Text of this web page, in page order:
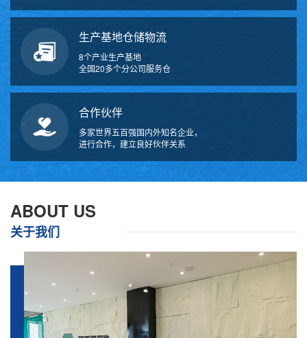
生产基地仓储物流
8个产业生产基地
全国20多个分公司服务仓
合作伙伴
多家世界五百强国内外知名企业，
进行合作，建立良好伙伴关系
ABOUT US
关于我们